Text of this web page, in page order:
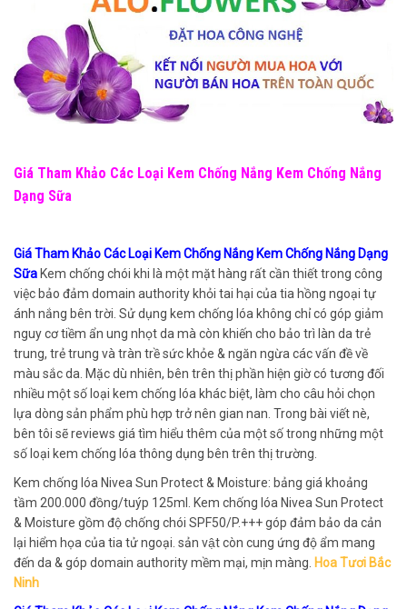
Giá Tham Khảo Các Loại Kem Chống Nắng Kem Chống Nắng
Dạng Sữa
Giá Tham Khảo Các Loại Kem Chống Nắng Kem Chống Nắng Dạng
Sữa Kem chống chói khi là một mặt hàng rất cần thiết trong công
việc bảo đảm domain authority khỏi tai hại của tia hồng ngoại tự
ánh nắng bên trời. Sử dụng kem chống lóa không chỉ có góp giảm
nguy cơ tiềm ẩn ung nhọt da mà còn khiến cho bảo trì làn da trẻ
trung, trẻ trung và tràn trề sức khỏe & ngăn ngừa các vấn đề về
màu sắc da. Mặc dù nhiên, bên trên thị phần hiện giờ có tương đối
nhiều một số loại kem chống lóa khác biệt, làm cho câu hỏi chọn
lựa dòng sản phẩm phù hợp trở nên gian nan. Trong bài viết nè,
bên tôi sẽ reviews giá tìm hiểu thêm của một số trong những một
số loại kem chống lóa thông dụng bên trên thị trường.
Kem chống lóa Nivea Sun Protect & Moisture: bảng giá khoảng
tầm 200.000 đồng/tuýp 125ml. Kem chống lóa Nivea Sun Protect
& Moisture gồm độ chống chói SPF50/P.+++ góp đảm bảo da cản
lại hiểm họa của tia tử ngoại. sản vật còn cung ứng độ ẩm mang
đến da & góp domain authority mềm mại, mịn màng. Hoa Tươi Bắc
Ninh